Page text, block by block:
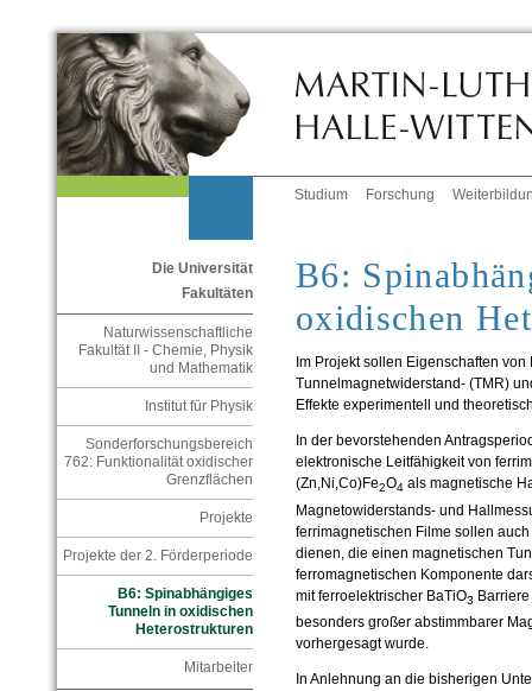
Studium Forschung
Die Universität
Fakultäten
Naturwissenschaftliche
Fakultät II - Chemie, Physik
und Mathematik
Institut für Physik
Sonderforschungsbereich
762: Funktionalität oxidischer
Grenzflächen
Projekte
Projekte der 2. Förderperiode
B6: Spinabhängiges
Tunneln in oxidischen
Heterostrukturen
Mitarbeiter
B6:
oxidischen
Im Projekt sollen Eigenschaften
Tunnelmagnetwiderstand- (TMR)
Effekte experimentell und
In der bevorstehenden
elektronische Leitfähigkeit von
(Zn,Ni,Co)Fe2O4 als magnetische
Magnetowiderstands- und
ferrimagnetischen Filme sollen
dienen, die einen magnetischen
ferromagnetischen Komponente
mit ferroelektrischer BaTiO3
besonders großer abstimmbarer
vorhergesagt wurde.
In Anlehnung an die bisherigen